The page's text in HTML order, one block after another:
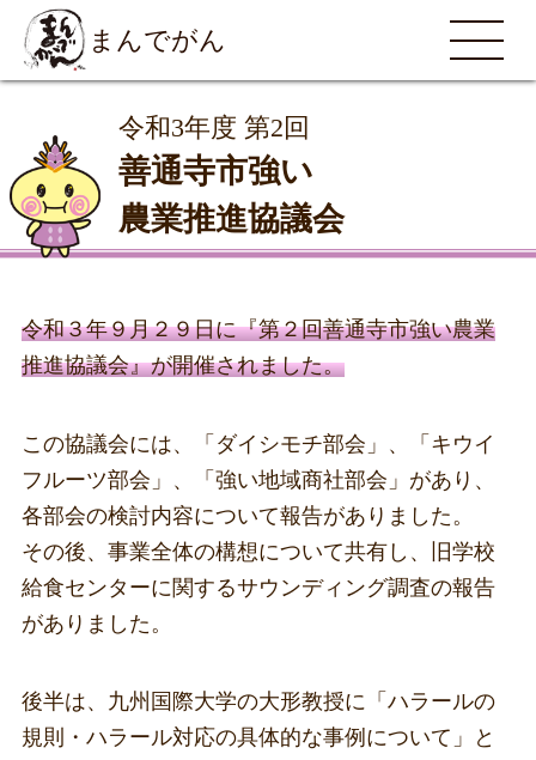
まんでがん MENU
令和3年度 第2回
善通寺市強い
農業推進協議会
令和３年９月２９日に『第２回善通寺市強い農業
推進協議会』が開催されました。
この協議会には、「ダイシモチ部会」、「キウイ
フルーツ部会」、「強い地域商社部会」があり、
各部会の検討内容について報告がありました。
その後、事業全体の構想について共有し、旧学校
給食センターに関するサウンディング調査の報告
がありました。
後半は、九州国際大学の大形教授に「ハラールの
規則・ハラール対応の具体的な事例について」と